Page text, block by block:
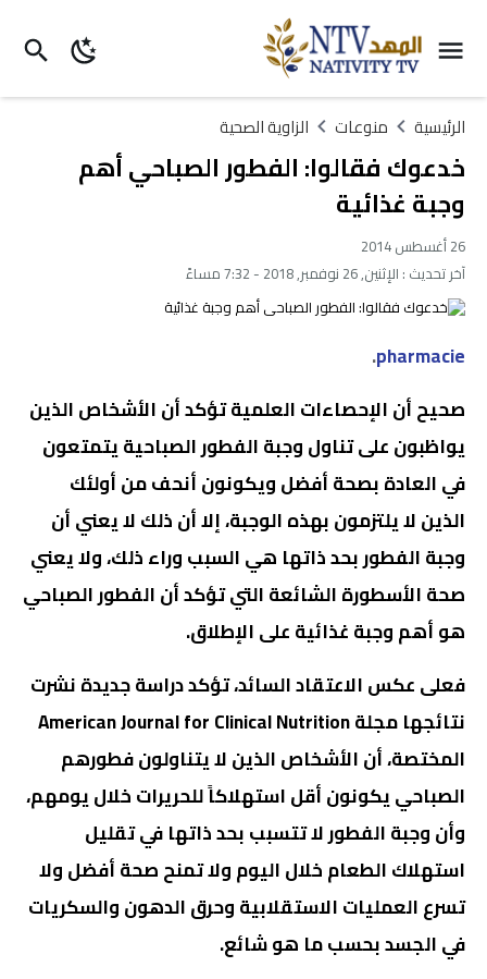
الرئيسية منوعات الزاوية الصحية
خدعوك فقالوا: الفطور الصباحي أهم
وجبة غذائية
26 أغسطس 2014
آخر تحديث : الإثنين, 26 نوفمبر, 2018 - 7:32 مساءً
pharmacie
.
صحيح أن الإحصاءات العلمية تؤكد أن الأشخاص الذين
يواظبون على تناول وجبة الفطور الصباحية يتمتعون
في العادة بصحة أفضل ويكونون أنحف من أولئك
الذين لا يلتزمون بهذه الوجبة، إلا أن ذلك لا يعني أن
وجبة الفطور بحد ذاتها هي السبب وراء ذلك، ولا يعني
صحة الأسطورة الشائعة التي تؤكد أن الفطور الصباحي
هو أهم وجبة غذائية على الإطلاق.
فعلى عكس الاعتقاد السائد، تؤكد دراسة جديدة نشرت
نتائجها مجلة American Journal for Clinical Nutrition
المختصة، أن الأشخاص الذين لا يتناولون فطورهم
الصباحي يكونون أقل استهلاكاً للحريرات خلال يومهم،
وأن وجبة الفطور لا تتسبب بحد ذاتها في تقليل
استهلاك الطعام خلال اليوم ولا تمنح صحة أفضل ولا
تسرع العمليات الاستقلابية وحرق الدهون والسكريات
في الجسد بحسب ما هو شائع.